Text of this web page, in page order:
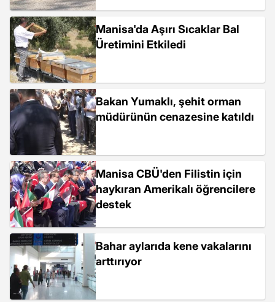
Manisa'da Aşırı Sıcaklar Bal
Üretimini Etkiledi
Bakan Yumaklı, şehit orman
müdürünün cenazesine katıldı
Manisa CBÜ'den Filistin için
haykıran Amerikalı öğrencilere
destek
Bahar aylarıda kene vakalarını
arttırıyor